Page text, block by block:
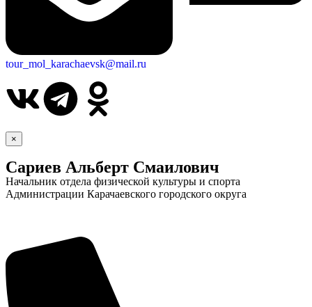
tour_mol_karachaevsk@mail.ru
×
Сариев Альберт Смаилович
Начальник отдела физической культуры и спорта
Администрации Карачаевского городского округа